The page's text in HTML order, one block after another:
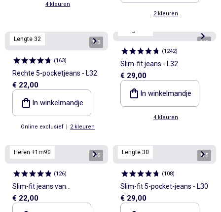
4 kleuren
2 kleuren
Lengte 32 1/3
(163)
Rechte 5-pocketjeans - L32
€ 22,00
In winkelmandje
Online exclusief | 2 kleuren
1/5
(1242)
Slim-fit jeans - L32
€ 29,00
In winkelmandje
4 kleuren
Heren +1m90 1/6
(126)
Slim-fit jeans van
stretchkatoen - L36
€ 22,00
Lengte 30 1/5
(108)
Slim-fit 5-pocket-jeans - L30
€ 29,00